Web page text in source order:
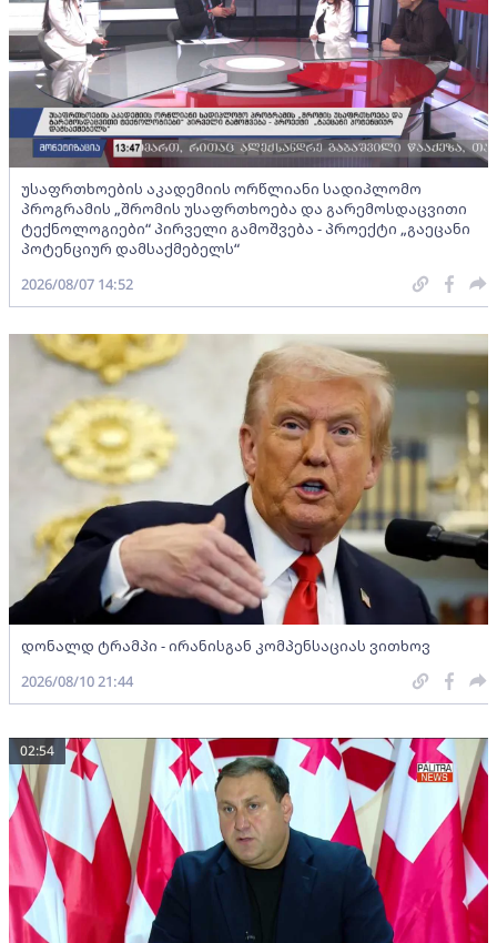
უსაფრთხოების აკადემიის ორწლიანი სადიპლომო
პროგრამის „შრომის უსაფრთხოება და გარემოსდაცვითი
ტექნოლოგიები“ პირველი გამოშვება - პროექტი „გაეცანი
პოტენციურ დამსაქმებელს“
2026/08/07 14:52
დონალდ ტრამპი - ირანისგან კომპენსაციას ვითხოვ
2026/08/10 21:44
02:54